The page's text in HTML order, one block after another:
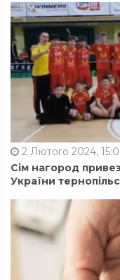
2 Лютого 2024,
Сім нагород
України